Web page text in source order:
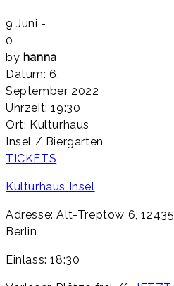
9 Juni -
0
by hanna
Datum:6.
September 2022
Uhrzeit:19:30
Ort: Kulturhaus
Insel / Biergarten
TICKETS
Kulturhaus Insel
Adresse: Alt-Treptow 6, 12435
Berlin
Einlass: 18:30